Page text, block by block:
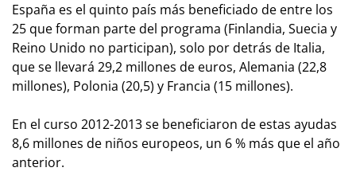
España es el quinto país más beneficiado de entre los
25 que forman parte del programa (Finlandia, Suecia y
Reino Unido no participan), solo por detrás de Italia,
que se llevará 29,2 millones de euros, Alemania (22,8
millones), Polonia (20,5) y Francia (15 millones).
En el curso 2012-2013 se beneficiaron de estas ayudas
8,6 millones de niños europeos, un 6 % más que el año
anterior.